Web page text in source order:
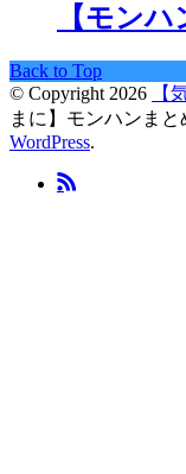
【モン
Back to Top
© Copyright 2026
【
まに】モンハンまと
WordPress.